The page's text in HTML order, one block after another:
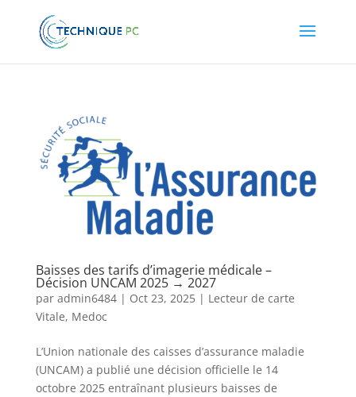
Baisses des tarifs d’imagerie médicale –
Décision UNCAM 2025 → 2027
par admin6484| Oct 23, 2025| Lecteur de carte
Vitale, Medoc
L’Union nationale des caisses d’assurance maladie
(UNCAM) a publié une décision officielle le 14
octobre 2025 entraînant plusieurs baisses de